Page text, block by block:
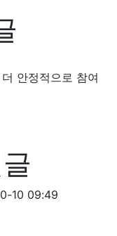
안정적으로 참여
10 09:49